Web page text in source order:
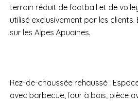
terrain réduit de football et de
utilisé exclusivement par les
sur les Alpes Apuaines.
Rez-de-chaussée rehaussé :
avec barbecue, four à bois, pièce